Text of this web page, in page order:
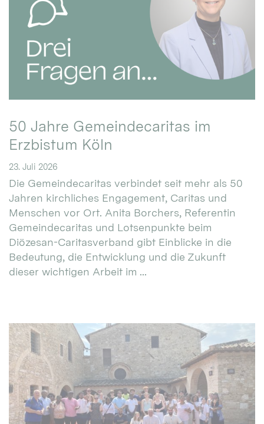
50 Jahre Gemeindecaritas im
Erzbistum Köln
23. Juli 2026
Die Gemeindecaritas verbindet seit mehr als 50
Jahren kirchliches Engagement, Caritas und
Menschen vor Ort. Anita Borchers, Referentin
Gemeindecaritas und Lotsenpunkte beim
Diözesan-Caritasverband gibt Einblicke in die
Bedeutung, die Entwicklung und die Zukunft
dieser wichtigen Arbeit im ...